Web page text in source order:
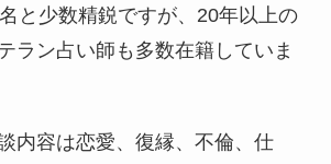
と少数精鋭ですが、20年以上の
ラン占い師も多数在籍していま
内容は恋愛、復縁、不倫、仕